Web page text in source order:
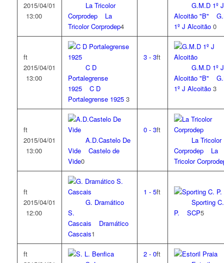
2015/04/01
13:00
La Tricolor
Corprodep
La
Tricolor Corprodep4
G.M.D 1º J
Alcoitão "B"
1º J Alcoitão 0
ft
2015/04/01
13:00
C D
Portalegrense
1925
C D
Portalegrense 1925 3
3- 3ft
G.M.D 1º J
Alcoitão "B"
1º J Alcoitão 3
ft
2015/04/01
13:00
A.D.Castelo De
Vide
Castelo de
Vide0
0- 3ft
La Tricolor
Corprodep
La
Tricolor
ft
2015/04/01
12:00
G. Dramático
S.
Cascais
Dramático
Cascais1
1 - 5ft
Sporting C.
P.
SCP5
ft
2- 0ft